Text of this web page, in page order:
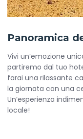
Panoramica
Vivi un’emozione
partiremo dal tuo
farai una rilassante
la giornata con una
Un’esperienza
locale!